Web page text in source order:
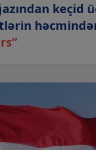
keçid